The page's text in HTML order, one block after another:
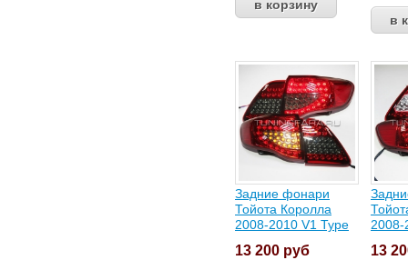
Задние фонари
Тойота Королла
2008-2010 V1 Type
13 200 руб
2008-
13